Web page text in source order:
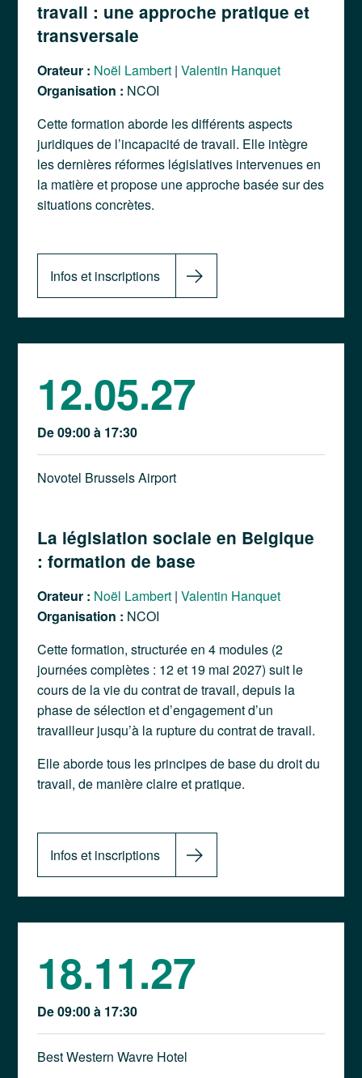
travail : une approche pratique et
transversale
Orateur : Noël Lambert |Valentin Hanquet
Organisation : NCOI
Cette formation aborde les différents aspects
juridiques de l’incapacité de travail. Elle intègre
les dernières réformes législatives intervenues en
la matière et propose une approche basée sur des
situations concrètes.
Infos et inscriptions
12.05.27
De 09:00 à 17:30
Novotel Brussels Airport
La législation sociale en Belgique
: formation de base
Orateur : Noël Lambert |Valentin Hanquet
Organisation : NCOI
Cette formation, structurée en 4 modules (2
journées complètes : 12 et 19 mai 2027) suit le
cours de la vie du contrat de travail, depuis la
phase de sélection et d’engagement d’un
travailleur jusqu’à la rupture du contrat de travail.
Elle aborde tous les principes de base du droit du
travail, de manière claire et pratique.
Infos et inscriptions
18.11.27
De 09:00 à 17:30
Best Western Wavre Hotel